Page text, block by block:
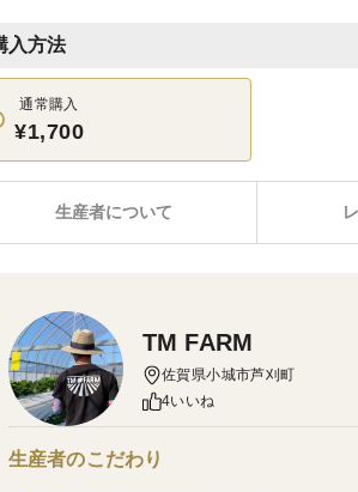
入方法
通常購入
¥1,700
生産者について
TM FARM
佐賀県小城市芦刈町
4いいね
生産者のこだわり